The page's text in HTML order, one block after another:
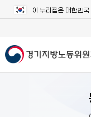
이 누리집은 대한민